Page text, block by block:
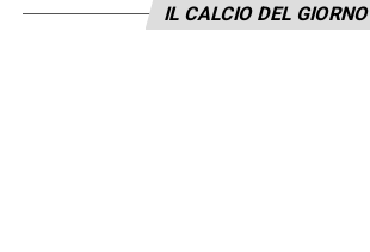
definire gli ultimi dettagli.
IL CALCIO DEL GIORNO